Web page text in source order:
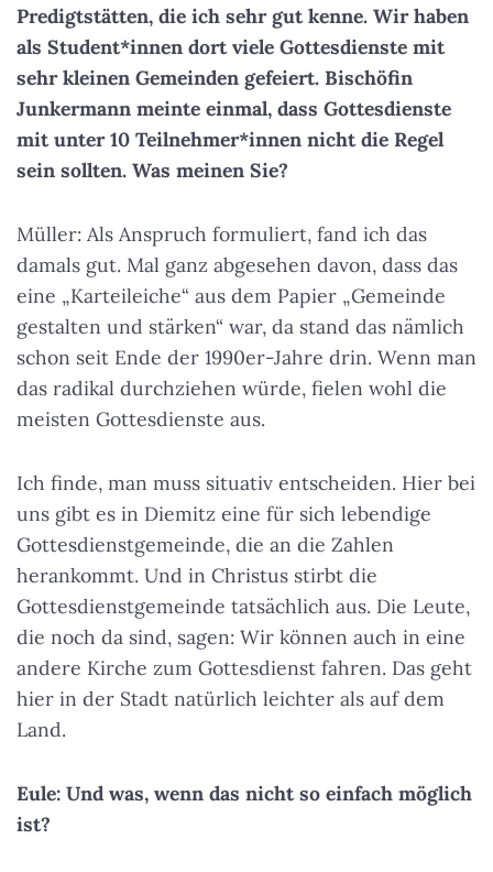
Predigtstätten, die ich sehr gut kenne. Wir haben
als Student*innen dort viele Gottesdienste mit
sehr kleinen Gemeinden gefeiert. Bischöfin
Junkermann meinte einmal, dass Gottesdienste
mit unter 10 Teilnehmer*innen nicht die Regel
sein sollten. Was meinen Sie?
Müller: Als Anspruch formuliert, fand ich das
damals gut. Mal ganz abgesehen davon, dass das
eine „Karteileiche“ aus dem Papier „Gemeinde
gestalten und stärken“ war, da stand das nämlich
schon seit Ende der 1990er-Jahre drin. Wenn man
das radikal durchziehen würde, fielen wohl die
meisten Gottesdienste aus.
Ich finde, man muss situativ entscheiden. Hier bei
uns gibt es in Diemitz eine für sich lebendige
Gottesdienstgemeinde, die an die Zahlen
herankommt. Und in Christus stirbt die
Gottesdienstgemeinde tatsächlich aus. Die Leute,
die noch da sind, sagen: Wir können auch in eine
andere Kirche zum Gottesdienst fahren. Das geht
hier in der Stadt natürlich leichter als auf dem
Land.
Eule: Und was, wenn das nicht so einfach möglich
ist?